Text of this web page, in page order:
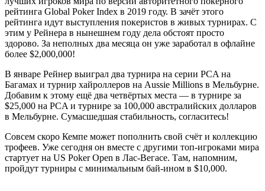
рейтинга Global Poker Index в 2019 году. В зачёт этого
рейтинга идут выступления покеристов в живых турнирах. С
этим у Рейнера в нынешнем году дела обстоят просто
здорово. За неполных два месяца он уже заработал в офлайне
более $2,000,000!
В январе Рейнер выиграл два турнира на серии PCA на
Багамах и турнир хайроллеров на Aussie Millions в Мельбурне.
Добавим к этому ещё два четвёртых места — в турнире за
$25,000 на PCA и турнире за 100,000 австралийских долларов
в Мельбурне. Сумасшедшая стабильность, согласитесь!
Совсем скоро Кемпе может пополнить свой счёт и коллекцию
трофеев. Уже сегодня он вместе с другими топ-игроками мира
стартует на US Poker Open в Лас-Вегасе. Там, напомним,
пройдут турниры с минимальным бай-ином в $10,000.